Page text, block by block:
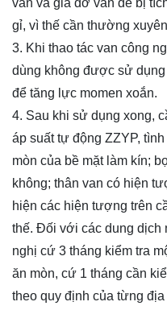
gỉ, vì thế cần thường
3. Khi thao tác van công
dùng không được sử
để tăng lực momen xoắn.
4. Sau khi sử dụng xong,
áp suất tự động ZZYP,
mòn của bề mặt làm kín;
không; thân van có hiện
hiện các hiện tượng trên
thế. Đối với các dung dịch
nghị cứ 3 tháng kiểm tra
ăn mòn, cứ 1 tháng cần
theo quy định của từng